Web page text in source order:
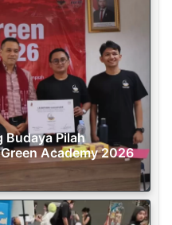
Budaya Pilah
Academy 2026